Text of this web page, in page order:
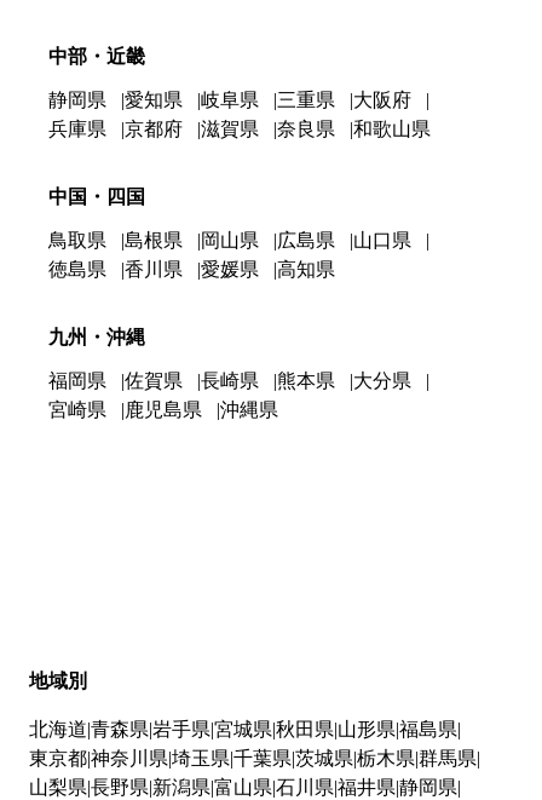
中部・近畿
静岡県 愛知県 岐阜県 三重県
大阪府
兵庫県
京都府 滋賀県 奈良県 和歌山県
中国・四国
鳥取県 島根県 岡山県 広島県
山口県
徳島県
香川県 愛媛県 高知県
九州・沖縄
福岡県 佐賀県 長崎県 熊本県
大分県
宮崎県
鹿児島県 沖縄県
地域別
北海道 青森県 岩手県 宮城県 秋田県 山形県 福島県
東京都神奈川県 埼玉県 千葉県 茨城県 栃木県 群馬県
山梨県 長野県 新潟県 富山県 石川県 福井県 静岡県